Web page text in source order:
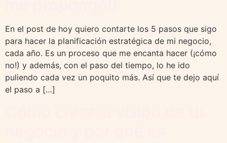
En el post de hoy quiero contarte los 5 pasos que sigo
para hacer la planificación estratégica de mi negocio,
cada año. Es un proceso que me encanta hacer (¡cómo
no!) y además, con el paso del tiempo, lo he ido
puliendo cada vez un poquito más. Así que te dejo aquí
el paso a […]